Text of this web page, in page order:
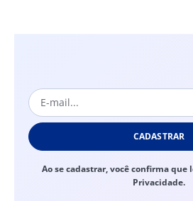
CADASTRAR
Ao se cadastrar, você confirma que
Privacidade.